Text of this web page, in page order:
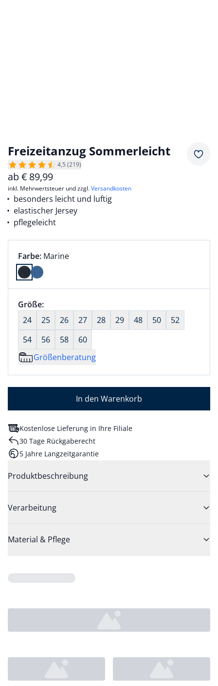
Freizeitanzug Sommerleicht
4,5 (219)
ab€ 89,99
inkl. Mehrwertsteuer und zzgl.Versandkosten
besonders leicht und luftig
elastischer Jersey
pflegeleicht
Farbauswahl:
Farbe: aktuell ausgewählt:
Marine
Farbe Marine ausgewählt
Größenauswahl:
Größe:nichts ausgewählt
24
25 26 27 28 29 48 50
52
54
56 58
60
Größenberatung
In den Warenkorb
Kostenlose Lieferung in Ihre Filiale
30 Tage Rückgaberecht
5 Jahre Langzeitgarantie
Produktbeschreibung
Verarbeitung
Material & Pflege